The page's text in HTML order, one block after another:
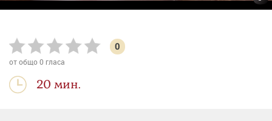
0
от общо0 гласа
20 мин.